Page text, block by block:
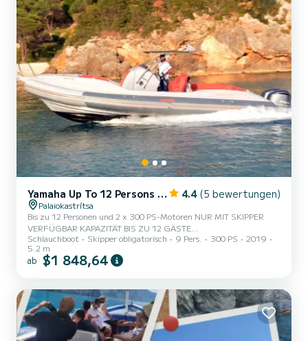
Yamaha Up To 12 Persons and 2 X 300 HP engine 4.4 (5 bewertungen)
Palaiokastrítsa
Bis zu 12 Personen und 2 x 300 PS-Motoren NUR MIT SKIPPER
VERFÜGBAR KAPAZITÄT BIS ZU 12 GÄSTE
______________________ INKLUSIVE: - Skipper - Kraftstoff
__________________ Willkommen auf unserer wunderschönen
Insel. Auf Korfu haben Sie die Möglichkeit, zauberhafte Gewässer
und unglaublichen Landschaften. Nutzen Sie die Gelegenheit und
entdecken Sie mit unserem wu...
Schlauchboot Skipper obligatorisch 9 Pers. 300 PS
2019
5.2 m
ab $1 848,64